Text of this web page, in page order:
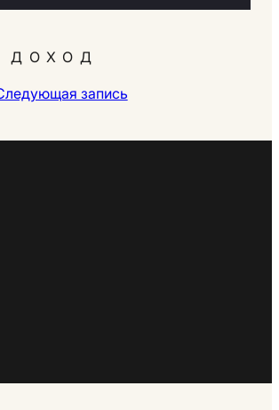
ДОХОД
запись